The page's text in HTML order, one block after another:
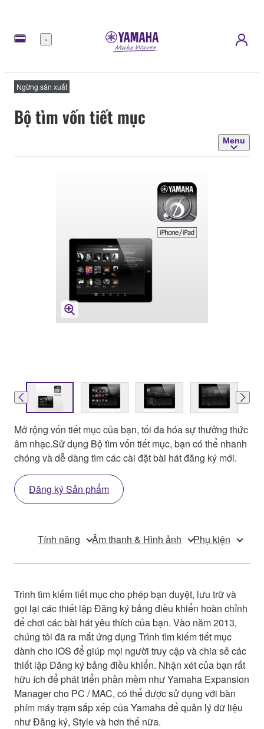
Menu
Ngừng sản xuất
Bộ tìm vốn tiết mục
Menu
Mở rộng vốn tiết mục của bạn, tối đa hóa sự thưởng thức
âm nhạc.Sử dụng Bộ tìm vốn tiết mục, bạn có thể nhanh
chóng và dễ dàng tìm các cài đặt bài hát đăng ký mới.
Đăng ký Sản phẩm
Tính năng Âm thanh & Hình ảnh Phụ kiện
Trình tìm kiếm tiết mục cho phép bạn duyệt, lưu trữ và
gọi lại các thiết lập Đăng ký bảng điều khiển hoàn chỉnh
để chơi các bài hát yêu thích của bạn. Vào năm 2013,
chúng tôi đã ra mắt ứng dụng Trình tìm kiếm tiết mục
dành cho iOS để giúp mọi người truy cập và chia sẻ các
thiết lập Đăng ký bảng điều khiển. Nhận xét của bạn rất
hữu ích để phát triển phần mềm như Yamaha Expansion
Manager cho PC / MAC, có thể được sử dụng với bàn
phím máy trạm sắp xếp của Yamaha để quản lý dữ liệu
như Đăng ký, Style và hơn thế nữa.